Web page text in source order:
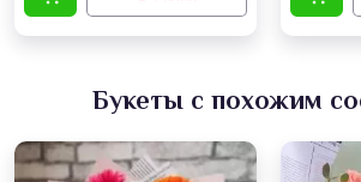
Букеты с похожим